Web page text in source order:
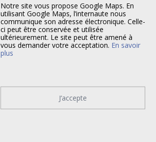
Notre site vous propose Google Maps. En
utilisant Google Maps, l’internaute nous
communique son adresse électronique. Celle-
ci peut être conservée et utilisée
ultérieurement. Le site peut être amené à
vous demander votre acceptation. En savoir
plus
J’accepte